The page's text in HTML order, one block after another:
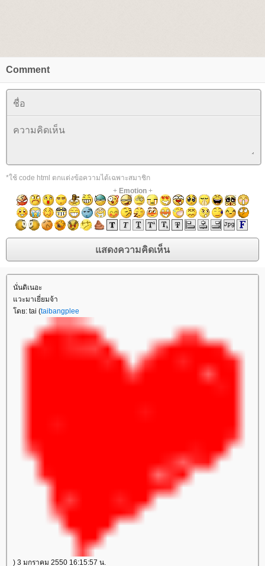
Comment
*ใช้ code html ตกแต่งข้อความได้เฉพาะสมาชิก
+ Emotion+
นั่นดิเนอะ
วะมาเยี่ยมจ้า
ดย: tai (taibangplee
) 3 มกราคม 2550 16:15:57 น.